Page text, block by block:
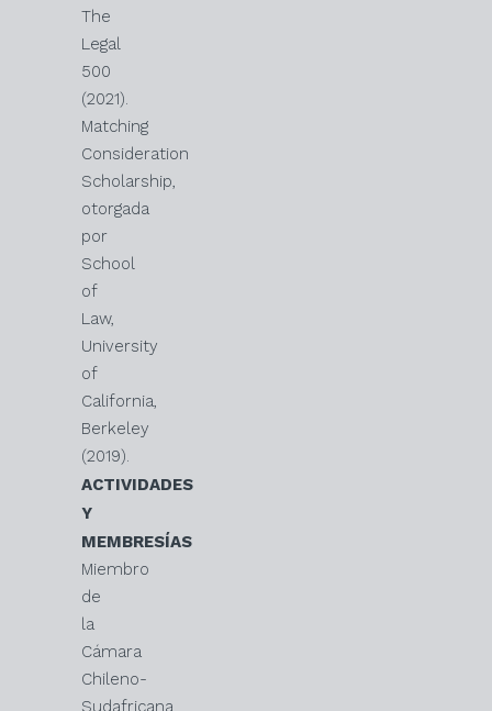
The
Legal
500
(2021).
Matching
Consideration
Scholarship,
otorgada
por
School
of
Law,
University
of
California,
Berkeley
(2019).
ACTIVIDADES
Y
MEMBRESÍAS
Miembro
de
la
Cámara
Chileno-
Sudafricana